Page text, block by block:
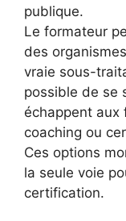
publique.
Le formateur
des
vraie sous-
possible de se
échappent aux
coaching ou
Ces options
la seule voie
certification.